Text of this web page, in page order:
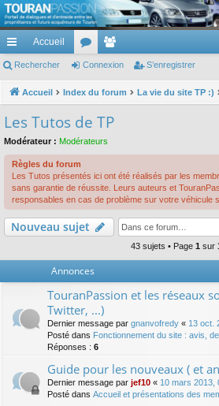
TouranPassion
Le forum des propriétaires ou futurs acquéreurs du
cc
ès
pi
de
Accueil
or
u
e
m
Rechercher Connexion S’enregistrer
Accueil Index du forum La vie du site TP :)
Les Tutos de TP
Modérateur : Modérateurs
Règles du forum
Les Tutos présentés ici ont été réalisés par les
sans garantie de réussite. Leurs auteurs et
responsables en cas de problème sur votre véhicule
Nouveau sujet
43 sujets • Page 1 sur
Annonces
TouranPassion et les réseaux
Twitter, ...)
Dernier message par gnanvofredy « 13 oct.
Posté dans Fonctionnement du site : avis,
Réponses : 6
Guide pour les nouveaux ( et
Dernier message par jef10 « 10 mars 2013,
Posté dans Accueil et présentations des